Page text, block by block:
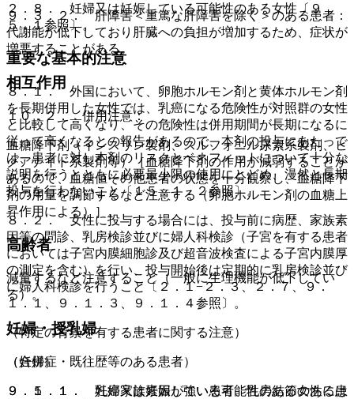
９．３．２． 肝障害＜重篤な肝障害を除く＞のある患者：
代謝能が低下しており肝臓への負担が増加するため、症状が
増悪することがある。
相互作用
１０．２． 併用注意：
血糖降下剤（インスリン製剤、スルフォニル尿素系製剤、ビ
グアナイド系製剤等）［血糖降下剤の作用が減弱することが
あるので、血糖値その他患者の状態を十分観察し、血糖降下
剤の用量を調節するなど注意する（卵胞ホルモン剤の血糖上
昇作用による）］。
高齢者
減量するなど注意すること（一般に生理機能が低下してい
る）。
妊婦・授乳婦
（妊婦）
９．５．１． 妊婦又は妊娠している可能性のある女性には
２．８． 妊婦又は妊娠している可能性のある女性〔９．
５．１参照〕。
重要な基本的注意
８．１． 外国において、卵胞ホルモン剤と黄体ホルモン剤
を長期併用した女性では、乳癌になる危険性が対照群の女性
と比較して高くなり、その危険性は併用期間が長期になるに
従って高くなるとの報告があるので、本剤の投与にあたって
は、患者に対し本剤のリスクとベネフィットについて十分な
説明を行うとともに必要最小限の使用にとどめ、漫然と長期
投与を行わないこと〔１５．１．２参照〕。
８．２． 女性に投与する場合には、投与前に病歴、家族素
因等の問診、乳房検診並びに婦人科検診（子宮を有する患者
においては子宮内膜細胞診及び超音波検査による子宮内膜厚
の測定を含む）を行い、投与開始後は定期的に乳房検診並び
に婦人科検診を行うこと〔２．１−２．３、２．７、９．
１．１、９．１．３、９．１．４参照〕。
（特定の背景を有する患者に関する注意）
（合併症・既往歴等のある患者）
９．１．１． 乳癌家族素因が強い患者、乳房結節のある患